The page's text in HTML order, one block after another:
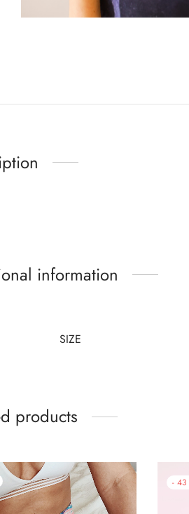
information
SIZE
products
- 43